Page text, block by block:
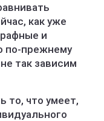
как уже
и
по-прежнему
так зависим
то, что умеет,